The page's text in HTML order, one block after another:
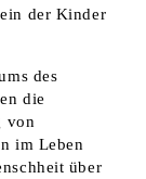
der Kinder
des
die
von
im Leben
über